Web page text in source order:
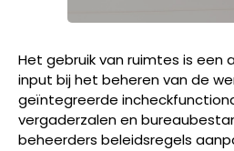
Het gebruik van ruimtes is een
input bij het beheren van de
geïntegreerde
vergaderzalen en
beheerders beleidsregels